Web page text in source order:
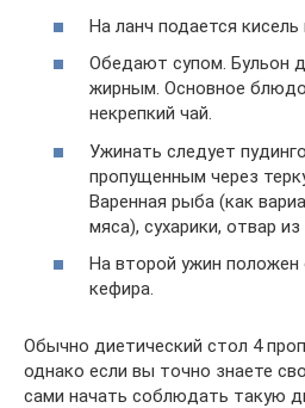
На ланч подается кисель
Обедают супом. Бульон
жирным. Основное
некрепкий чай.
Ужинать следует
пропущенным через
Варенная рыба (как
мяса), сухарики, отвар из
На второй ужин положен
кефира.
Обычно диетический стол 4
однако если вы точно знаете
сами начать соблюдать такую